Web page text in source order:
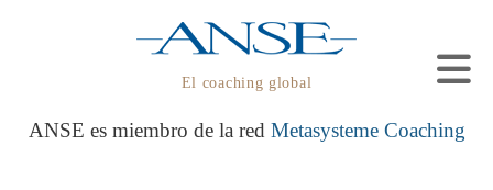
El coaching global
ANSE es miembro de la red Metasysteme Coaching